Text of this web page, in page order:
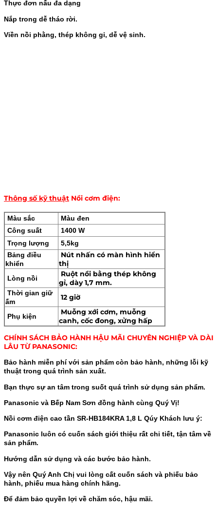
Thực đơn nấu đa dạng
Nắp trong dễ tháo rời.
Viền nồi phằng, thép không gỉ, dễ vệ sinh.
Thông số kỹ thuật Nồi cơm điện:
Màu sắc
Màu đen
Công suất
1400 W
Trọng lượng
5,5kg
Bảng điều
khiển
Nút nhấn có màn hình hiển
thị
Lòng nồi
Ruột nồi bằng thép không
gỉ, dày 1,7 mm.
Thời gian giữ
ấm
12 giờ
Phụ kiện
Muỗng xới cơm, muỗng
canh, cốc đong, xửng hấp
CHÍNH SÁCH BẢO HÀNH HẬU MÃI CHUYÊN NGHIỆP VÀ DÀI
LÂU TỪ PANASONIC:
Bảo hành miễn phí với sản phẩm còn bảo hành, những lỗi kỹ
thuật trong quá trình sản xuất.
Bạn thực sự an tâm trong suốt quá trình sử dụng sản phẩm.
Panasonic và Bếp Nam Sơn đồng hành cùng Quý Vị!
Nồi cơm điện cao tần SR-HB184KRA 1,8 L Qúy Khách lưu ý:
Panasonic luôn có cuốn sách giới thiệu rất chi tiết, tận tâm về
sản phẩm.
Hướng dẫn sử dụng và các bước bảo hành.
Vậy nên Quý Anh Chị vui lòng cất cuốn sách và phiếu bảo
hành, phiếu mua hàng chính hãng.
Để đảm bảo quyền lợi về chăm sóc, hậu mãi.